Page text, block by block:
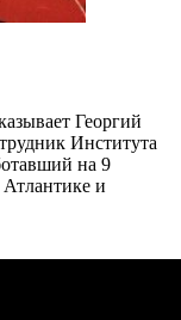
Георгий
Института
на 9
и